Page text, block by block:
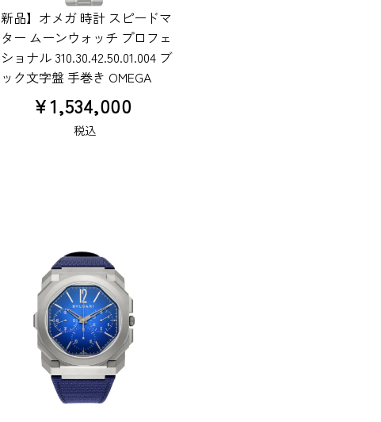
新品】オメガ 時計 スピードマ
ー ムーンウォッチ プロフェ
ョナル 310.30.42.50.01.004 ブ
ク文字盤 手巻き OMEGA
¥1,534,000
税込